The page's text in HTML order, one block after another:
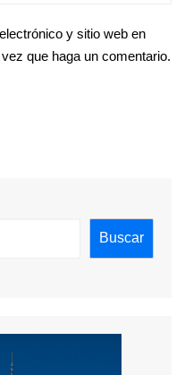
y sitio web en
que haga un comentario.
Buscar